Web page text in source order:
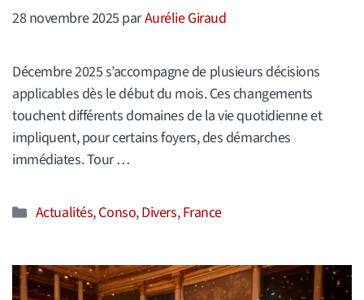
28 novembre 2025 parAurélie Giraud
Décembre 2025 s’accompagne de plusieurs décisions
applicables dès le début du mois. Ces changements
touchent différents domaines de la vie quotidienne et
impliquent, pour certains foyers, des démarches
immédiates. Tour …
Catégories
Actualités,Conso,Divers,France